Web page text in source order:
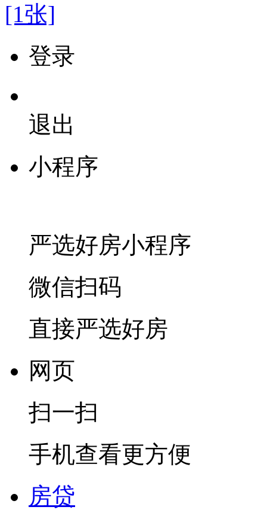
[1张]
登录
退出
小程序
严选好房小程序
微信扫码
直接严选好房
网页
扫一扫
手机查看更方便
房贷